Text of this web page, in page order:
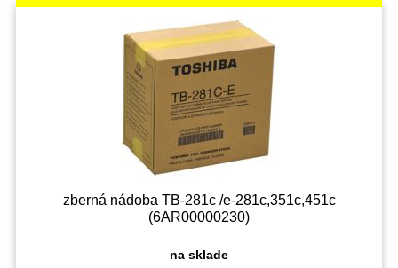
zberná nádoba TB-281c /e-281c,351c,451c
(6AR00000230)
na sklade